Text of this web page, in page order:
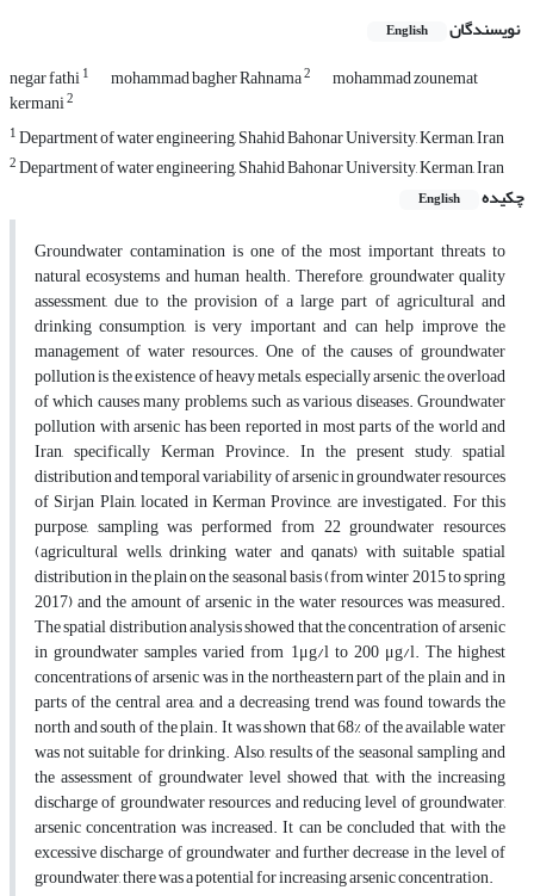
نویسندگان English
negar fathi1 mohammad bagher Rahnama2 mohammad zounemat
kermani2
1Department of water engineering, Shahid Bahonar University, Kerman, Iran
2Department of water engineering, Shahid Bahonar University, Kerman, Iran
چکیده
English
Groundwater contamination is one of the most important threats to
natural ecosystems and human health. Therefore, groundwater quality
assessment, due to the provision of a large part of agricultural and
drinking consumption, is very important and can help improve the
management of water resources. One of the causes of groundwater
pollution is the existence of heavy metals, especially arsenic, the overload
of which causes many problems, such as various diseases. Groundwater
pollution with arsenic has been reported in most parts of the world and
Iran, specifically Kerman Province. In the present study, spatial
distribution and temporal variability of arsenic in groundwater resources
of Sirjan Plain, located in Kerman Province, are investigated. For this
purpose, sampling was performed from 22 groundwater resources
(agricultural wells, drinking water and qanats) with suitable spatial
distribution in the plain on the seasonal basis (from winter 2015 to spring
2017) and the amount of arsenic in the water resources was measured.
The spatial distribution analysis showed that the concentration of arsenic
in groundwater samples varied from 1μg/l to 200 μg/l. The highest
concentrations of arsenic was in the northeastern part of the plain and in
parts of the central area, and a decreasing trend was found towards the
north and south of the plain. It was shown that 68% of the available water
was not suitable for drinking. Also, results of the seasonal sampling and
the assessment of groundwater level showed that, with the increasing
discharge of groundwater resources and reducing level of groundwater,
arsenic concentration was increased. It can be concluded that, with the
excessive discharge of groundwater and further decrease in the level of
groundwater, there was a potential for increasing arsenic concentration.